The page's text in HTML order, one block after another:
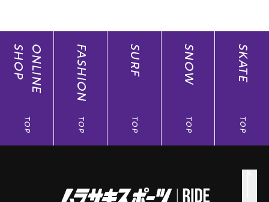
ONLINE
SHOP
TOP
FASHION
TOP
SURF
TOP
SNOW
TOP
SKATE
TOP